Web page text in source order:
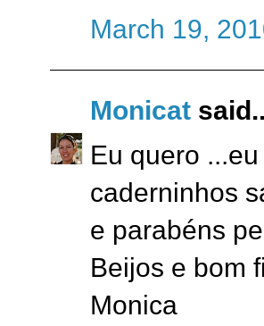
March 19,
Monicat
Eu quero
caderninhos
e parabéns
Beijos e bom
Monica